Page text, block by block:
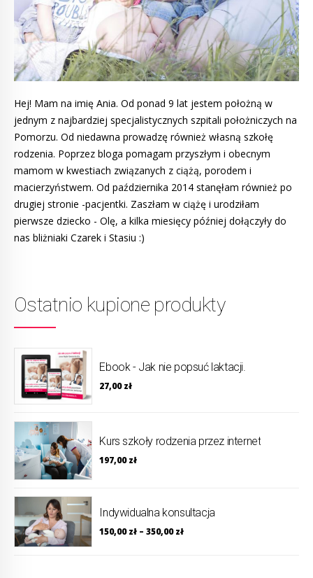
Hej! Mam na imię Ania. Od ponad 9 lat jestem położną w
jednym z najbardziej specjalistycznych szpitali położniczych na
Pomorzu. Od niedawna prowadzę również własną szkołę
rodzenia. Poprzez bloga pomagam przyszłym i obecnym
mamom w kwestiach związanych z ciążą, porodem i
macierzyństwem. Od października 2014 stanęłam również po
drugiej stronie -pacjentki. Zaszłam w ciążę i urodziłam
pierwsze dziecko - Olę, a kilka miesięcy później dołączyły do
nas bliżniaki Czarek i Stasiu :)
Ostatnio kupione produkty
Ebook - Jak nie popsuć laktacji.
27,00zł
Kurs szkoły rodzenia przez internet
197,00zł
Indywidualna konsultacja
150,00zł –350,00zł